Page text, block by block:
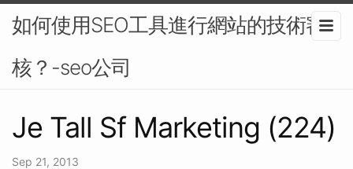
如何使用SEO工具進行網站的技術審
核？-seo公司
Je Tall Sf Marketing (224)
Sep 21, 2013